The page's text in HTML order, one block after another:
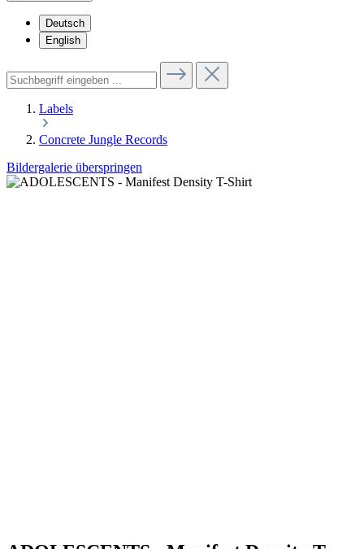
Deutsch
English
Labels
Concrete Jungle Records
Bildergalerie überspringen